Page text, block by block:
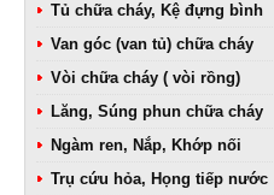
Tủ chữa cháy, Kệ đựng bình
Van góc (van tủ) chữa cháy
Vòi chữa cháy ( vòi rồng)
Lăng, Súng phun chữa cháy
Ngàm ren, Nắp, Khớp nối
Trụ cứu hỏa, Họng tiếp nước